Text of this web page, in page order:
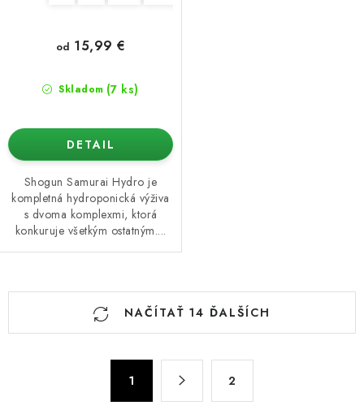
Skladom (7 ks)
od 15,99 €
DETAIL
Shogun Samurai Hydro je
kompletná hydroponická výživa
s dvoma komplexmi, ktorá
konkuruje všetkým ostatným....
NAČÍTAŤ 14 ĎALŠÍCH
1 2